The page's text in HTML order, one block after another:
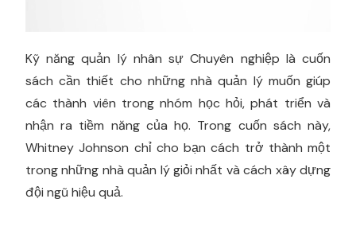
Kỹ năng quản lý nhân sự Chuyên nghiệp là cuốn
sách cần thiết cho những nhà quản lý muốn giúp
các thành viên trong nhóm học hỏi, phát triển và
nhận ra tiềm năng của họ. Trong cuốn sách này,
Whitney Johnson chỉ cho bạn cách trở thành một
trong những nhà quản lý giỏi nhất và cách xây dựng
đội ngũ hiệu quả.